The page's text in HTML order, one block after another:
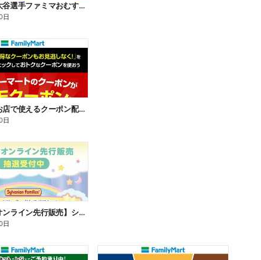
【おトク】大谷選手ファミマおむすび割
日
【おトク】お店で使えるクーポン配信中
日
【ファミマオンライン先行販売】シルバニアファミリー
日